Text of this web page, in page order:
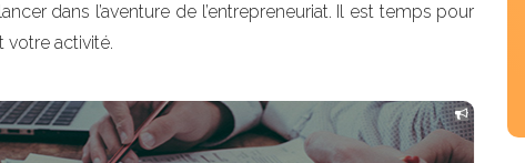
dans l’aventure de l’entrepreneuriat. Il est temps pour
votre activité.